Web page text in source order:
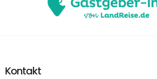
Kontakt